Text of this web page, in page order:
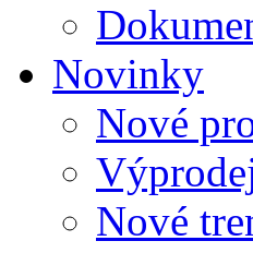
Novinky
Nové
Nové